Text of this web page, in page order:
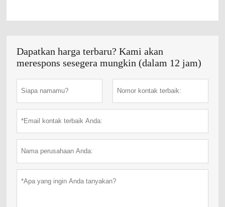
Dapatkan harga terbaru? Kami akan
merespons sesegera mungkin (dalam 12 jam)